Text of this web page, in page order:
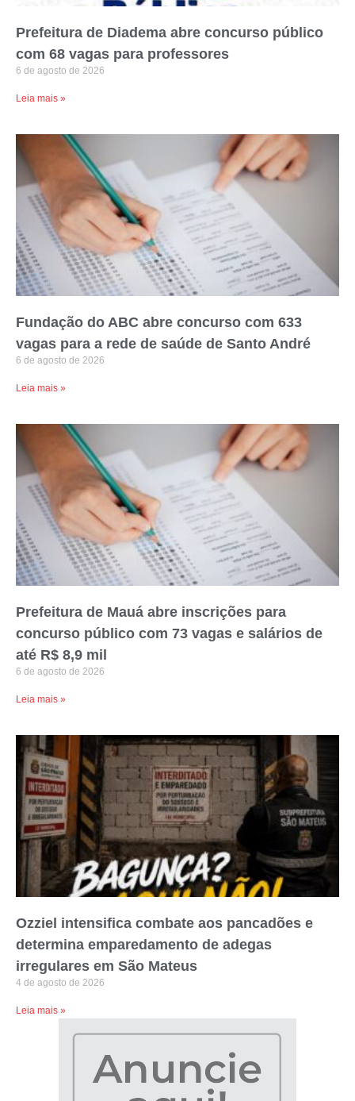
Prefeitura de Diadema abre concurso público
com 68 vagas para professores
6 de agosto de 2026
Leia mais »
Fundação do ABC abre concurso com 633
vagas para a rede de saúde de Santo André
6 de agosto de 2026
Leia mais »
Prefeitura de Mauá abre inscrições para
concurso público com 73 vagas e salários de
até R$ 8,9 mil
6 de agosto de 2026
Leia mais »
Ozziel intensifica combate aos pancadões e
determina emparedamento de adegas
irregulares em São Mateus
4 de agosto de 2026
Leia mais »